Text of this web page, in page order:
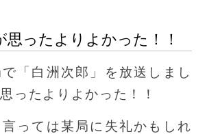
思ったよりよかった！！
「白洲次郎」を放送しまし
ったよりよかった！！
言っては某局に失礼かもしれ